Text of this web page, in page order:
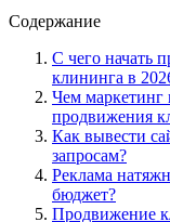
Содержание
С чего начать
клининга в
Чем маркетинг
продвижения
Как вывести
запросам?
Реклама
бюджет?
Продвижение